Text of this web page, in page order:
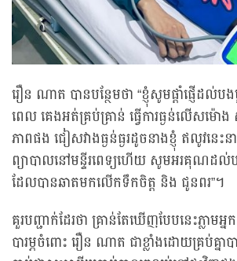
រឿន ណាត បានបន្ថែមថា “ខ្ញុំសូមផ្តាំផ្ញើដល់
ពេល គេងអត់គ្រប់គ្រាន់ ធ្វើការធ្ងន់លើស
ភាពផង ជៀសវាងធ្ងន់ធ្ងរដូចនាងខ្ញុំ ឥលូវនេះ
ព្យាបាលនៅមន្ទីរពេទ្យហើយ សូមអរគុណដល់ប
ដែលបានឆាតមកលើកទឹកចិត្ត និង ជូនពរ”។
គួរបញ្ជាក់ដែរថា គ្រាន់តែឃើញបែបនេះភ្លាមអ្ន
បារម្ភចំពោះ រឿន ណាត ជាខ្លាំងដោយគ្រប់គ្នាប